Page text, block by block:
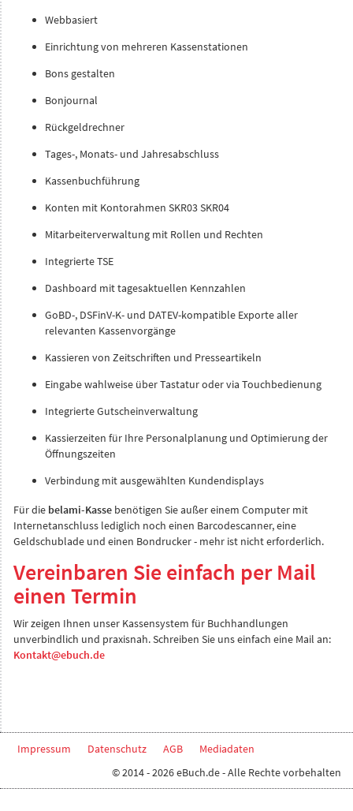
Webbasiert
Einrichtung von mehreren Kassenstationen
Bons gestalten
Bonjournal
Rückgeldrechner
Tages-, Monats- und Jahresabschluss
Kassenbuchführung
Konten mit Kontorahmen SKR03 SKR04
Mitarbeiterverwaltung mit Rollen und Rechten
Integrierte TSE
Dashboard mit tagesaktuellen Kennzahlen
GoBD-, DSFinV-K- und DATEV-kompatible Exporte aller
relevanten Kassenvorgänge
Kassieren von Zeitschriften und Presseartikeln
Eingabe wahlweise über Tastatur oder via Touchbedienung
Integrierte Gutscheinverwaltung
Kassierzeiten für Ihre Personalplanung und Optimierung der
Öffnungszeiten
Verbindung mit ausgewählten Kundendisplays
Für die belami-Kasse benötigen Sie außer einem Computer mit
Internetanschluss lediglich noch einen Barcodescanner, eine
Geldschublade und einen Bondrucker - mehr ist nicht erforderlich.
Vereinbaren Sie einfach per Mail
einen Termin
Wir zeigen Ihnen unser Kassensystem für Buchhandlungen
unverbindlich und praxisnah. Schreiben Sie uns einfach eine Mail an:
Kontakt@ebuch.de
Impressum Datenschutz AGB
Mediadaten
© 2014 - 2026 eBuch.de - Alle Rechte vorbehalten